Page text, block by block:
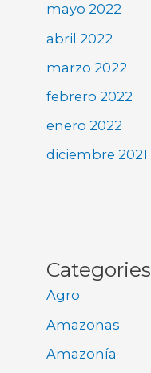
mayo 2022
abril 2022
marzo 2022
febrero 2022
enero 2022
diciembre 2021
Categories
Agro
Amazonas
Amazonía